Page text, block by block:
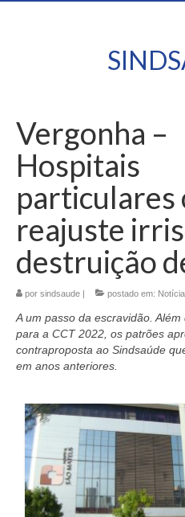
Vergonha –
Hospitais
particulares
reajuste
destruição
por sindsaude | postado em:
A um passo da escravidão.
para a CCT 2022, os patrões
contraproposta ao Sindsaúde
em anos anteriores.